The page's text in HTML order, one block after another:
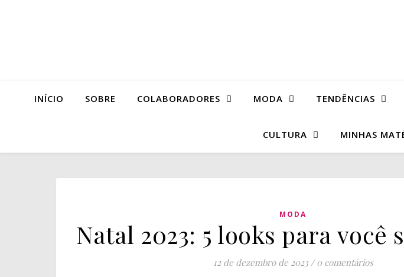
INÍCIO SOBRE COLABORADORES MODA TENDÊNCIAS
CULTURA MINHAS
MODA
Natal 2023: 5 looks para você
12 de dezembro de 2023 / 0 comentários